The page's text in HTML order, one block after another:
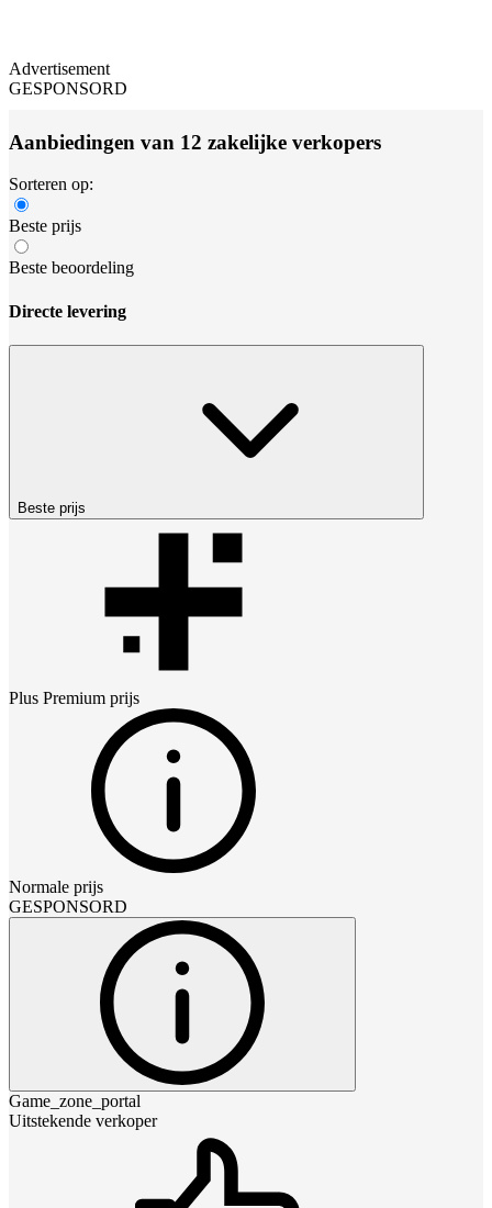
Advertisement
GESPONSORD
Aanbiedingen van 12 zakelijke verkopers
Sorteren op:
Beste prijs
Beste beoordeling
Directe levering
Beste prijs
Plus Premium prijs
Normale prijs
GESPONSORD
Game_zone_portal
Uitstekende verkoper